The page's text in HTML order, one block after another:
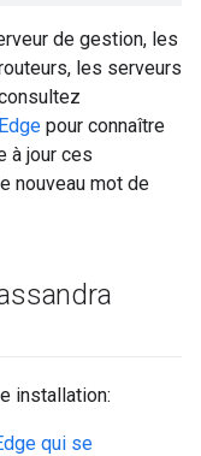
de gestion, les
les serveurs
pour connaître
à jour ces
nouveau mot de
installation:
qui se